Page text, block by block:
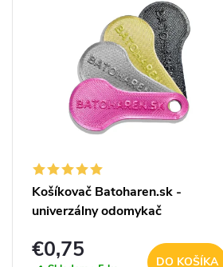
Košíkovač Batoharen.sk -
univerzálny odomykač
farba - 1 ks
€0,75 DO KOŠÍKA